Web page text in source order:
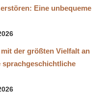
Eine unbequeme
der größten Vielfalt an
sprachgeschichtliche